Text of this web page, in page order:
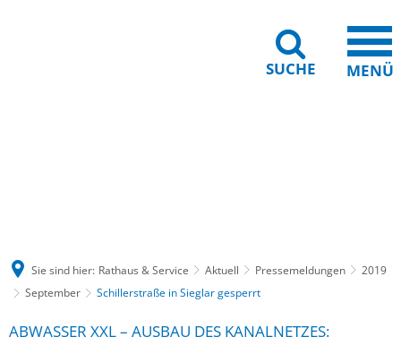
SUCHE MENÜ
Sie sind hier: Rathaus & Service Aktuell Pressemeldungen
2019
September
Schillerstraße in Sieglar gesperrt
ABWASSER XXL – AUSBAU DES KANALNETZES: